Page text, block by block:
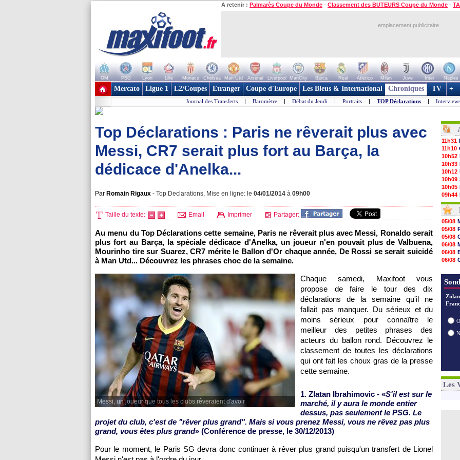
A retenir : Palmarès Coupe du Monde - Classement des BUTEURS Coupe du Monde -
emplacement publicitaire
OM PSG Lyon Lille Monaco Chelsea Man Utd Arsenal Liverpool ManCity Barca Real Atletico Milan Juve Inter Naples
+ de clubs
Mercato Ligue 1 L2/Coupes Etranger Coupe d'Europe Les Bleus & International Chroniques TV +
Journal des Transferts | Baromètre | Débat du Jeudi | Portraits | TOP Déclarations | Interviews
Top Déclarations : Paris ne rêverait plus avec
Messi, CR7 serait plus fort au Barça, la
dédicace d'Anelka...
Par Romain Rigaux - Top Declarations, Mise en ligne: le 04/01/2014 à 09h00
Taille du texte: Email Imprimer Partager:
Au menu du Top Déclarations cette semaine, Paris ne rêverait plus avec Messi, Ronaldo serait
plus fort au Barça, la spéciale dédicace d'Anelka, un joueur n'en pouvait plus de Valbuena,
Mourinho tire sur Suarez, CR7 mérite le Ballon d'Or chaque année, De Rossi se serait suicidé
à Man Utd... Découvrez les phrases choc de la semaine.
Messi, un joueur que tous les clubs rêveraient d'avoir
Chaque samedi, Maxifoot vous
propose de faire le tour des dix
déclarations de la semaine qu'il ne
fallait pas manquer. Du sérieux et du
moins sérieux pour connaître le
meilleur des petites phrases des
acteurs du ballon rond. Découvrez le
classement de toutes les déclarations
qui ont fait les choux gras de la presse
cette semaine.
1. Zlatan Ibrahimovic - «S'il est sur le
marché, il y aura le monde entier
dessus, pas seulement le PSG. Le
projet du club, c'est de "rêver plus grand". Mais si vous prenez Messi, vous ne rêvez pas plus
grand, vous êtes plus grand» (Conférence de presse, le 30/12/2013)
Pour le moment, le Paris SG devra donc continuer à rêver plus grand puisqu'un transfert de Lionel
11h31
11h10
10h52
10h33
10h12
10h09
10h05
09h44
09h24
09h06
08h44
08h22
06/08
06/08
06/08
06/08
06/08
06/08
06/08
06/08
06/08
06/08
05/08
05/08
05/08
06/08
06/08
06/08
06/08
Les